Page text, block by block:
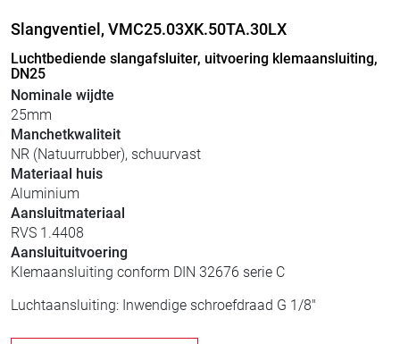
Slangventiel, VMC25.03XK.50TA.30LX
Luchtbediende slangafsluiter, uitvoering klemaansluiting,
DN25
Nominale wijdte
25mm
Manchetkwaliteit
NR (Natuurrubber), schuurvast
Materiaal huis
Aluminium
Aansluitmateriaal
RVS 1.4408
Aansluituitvoering
Klemaansluiting conform DIN 32676 serie C
Luchtaansluiting: Inwendige schroefdraad G 1/8"